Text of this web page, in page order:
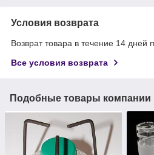
Условия возврата
Возврат товара в течение 14 дней
Все условия возврата
Подобные товары компании